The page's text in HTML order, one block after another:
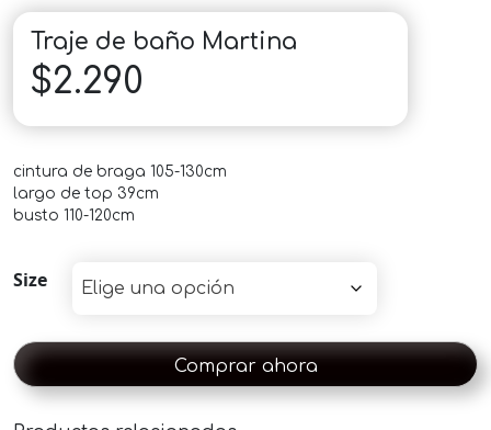
Traje de baño Martina
$2.290
cintura de braga 105-130cm
largo de top 39cm
busto 110-120cm
Size
Comprar ahora